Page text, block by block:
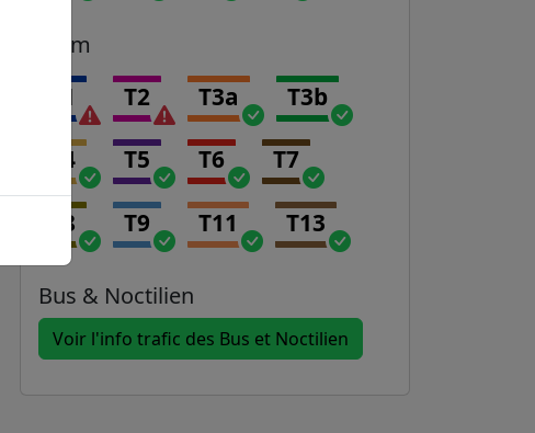
Tram
T1 T2 T3a T3b
T4 T5 T6 T7
T8 T9 T11 T13
Bus & Noctilien
Voir l'info trafic des Bus et Noctilien